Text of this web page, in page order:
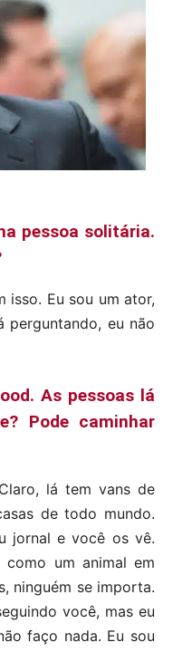
pessoa solitária.
isso. Eu sou um ator,
perguntando, eu não
As pessoas lá
Pode caminhar
lá tem vans de
de todo mundo.
jornal e você os vê.
como um animal em
ninguém se importa.
você, mas eu
faço nada. Eu sou